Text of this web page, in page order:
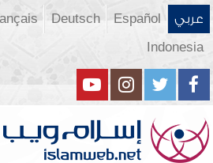
عربي Español
Deutsch
Indonesia